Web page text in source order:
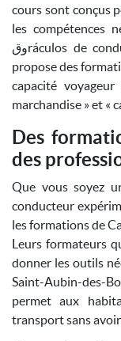
cours sont conçus
les compétences
وقráculos de conduite en milieu professionnel. Le centre
propose des
capacité
marchandise » et «
Des
des
Que vous soyez
conducteur
les formations de
Leurs formateurs
donner les outils
Saint-Aubin-des-
permet aux
transport sans